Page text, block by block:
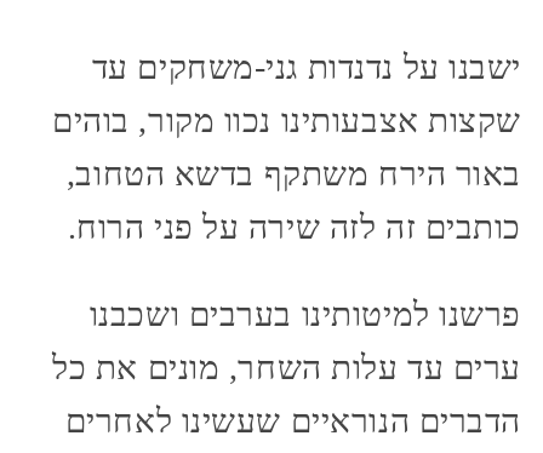
ישבנו על נדנדות גני-משחקים עד
שקצות אצבעותינו נכוו מקור, בוהים
באור הירח משתקף בדשא הטחוב,
כותבים זה לזה שירה על פני הרוח.
פרשנו למיטותינו בערבים ושכבנו
ערים עד עלות השחר, מונים את כל
הדברים הנוראיים שעשינו לאחרים